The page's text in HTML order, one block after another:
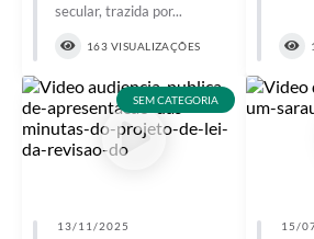
Radar da Transparência Pública
Listagem de Contribuintes Inscritos na Dívida
secular, trazida por...
163 VISUALIZAÇÕES
SEM CATEGORIA
13/11/2025 15/